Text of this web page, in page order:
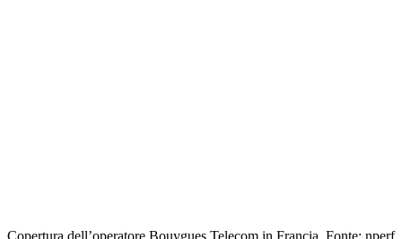
Copertura dell’operatore Bouygues Telecom in Francia. Fonte: nperf